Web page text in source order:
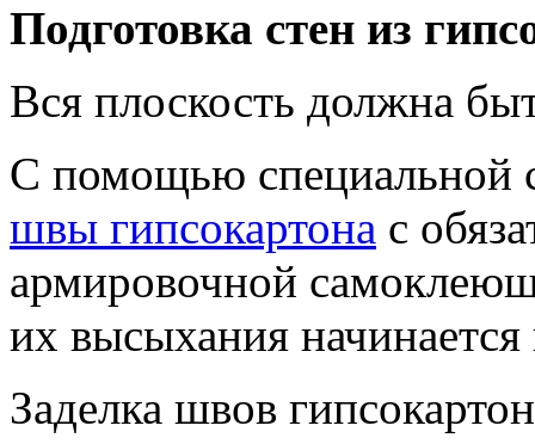
Подготовка стен из
Вся плоскость должна
С помощью специальной
швы гипсокартона с
армировочной
их высыхания
Заделка швов